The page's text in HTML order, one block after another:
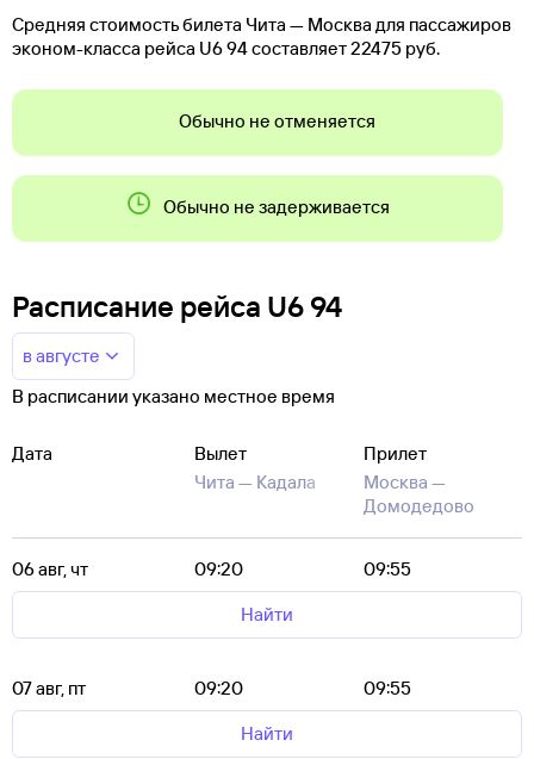
Средняя стоимость билета Чита — Москва для пассажиров
эконом-класса рейса U6 94 составляет 22475 руб.
Обычно не отменяется
Обычно не задерживается
Расписание рейса U6 94
в августе
В расписании указано местное время
Дата
Вылет
Чита — Кадала
Прилет
Москва —
Домодедово
06 авг, чт 09:20
09:55
Найти
07 авг, пт 09:20
09:55
Найти